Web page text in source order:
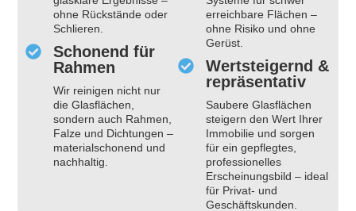
ohne Rückstände oder
Schlieren.
Schonend für
Rahmen
Wir reinigen nicht nur
die Glasflächen,
sondern auch Rahmen,
Falze und Dichtungen –
materialschonend und
nachhaltig.
erreichbare Flächen –
ohne Risiko und ohne
Gerüst.
Wertsteigernd &
repräsentativ
Saubere Glasflächen
steigern den Wert Ihrer
Immobilie und sorgen
für ein gepflegtes,
professionelles
Erscheinungsbild – ideal
für Privat- und
Geschäftskunden.